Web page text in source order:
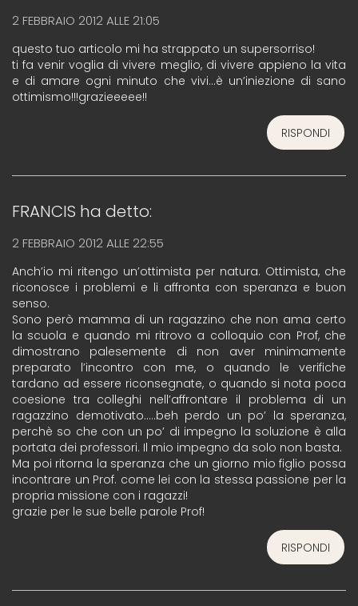
2 FEBBRAIO 2012 ALLE 21:05
questo tuo articolo mi ha strappato un supersorriso!
ti fa venir voglia di vivere meglio, di vivere appieno la vita
e di amare ogni minuto che vivi…è un’iniezione di sano
ottimismo!!!grazieeeee!!
RISPONDI
FRANCIS ha detto:
2 FEBBRAIO 2012 ALLE 22:55
Anch’io mi ritengo un’ottimista per natura. Ottimista, che
riconosce i problemi e li affronta con speranza e buon
senso.
Sono però mamma di un ragazzino che non ama certo
la scuola e quando mi ritrovo a colloquio con Prof, che
dimostrano palesemente di non aver minimamente
preparato l’incontro con me, o quando le verifiche
tardano ad essere riconsegnate, o quando si nota poca
coesione tra colleghi nell’affrontare il problema di un
ragazzino demotivato…..beh perdo un po’ la speranza,
perchè so che con un po’ di impegno la soluzione è alla
portata dei professori. Il mio impegno da solo non basta.
Ma poi ritorna la speranza che un giorno mio figlio possa
incontrare un Prof. come lei con la stessa passione per la
propria missione con i ragazzi!
grazie per le sue belle parole Prof!
RISPONDI